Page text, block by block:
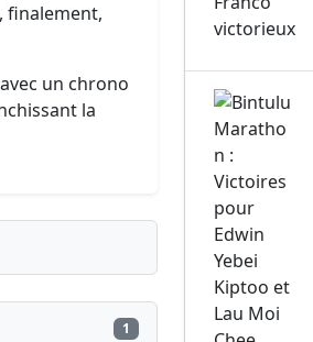
finalement,
un chrono
la
1